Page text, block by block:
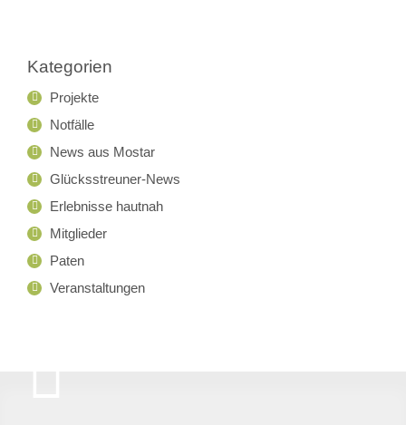
Kategorien
Projekte
Notfälle
News aus Mostar
Glücksstreuner-News
Erlebnisse hautnah
Mitglieder
Paten
Veranstaltungen